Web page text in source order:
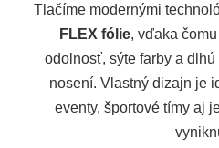
Tlačíme modernými
FLEX fólie, vďaka
odolnosť, sýte farby a
nosení. Vlastný dizajn je
eventy, športové tímy aj